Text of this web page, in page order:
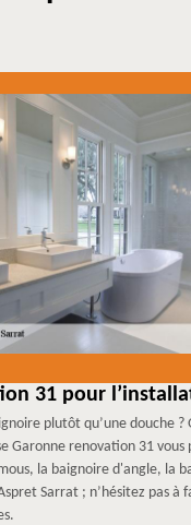
31 pour
plutôt qu’une douche
Garonne renovation 31
la baignoire d'angle, la
Sarrat ; n’hésitez pas